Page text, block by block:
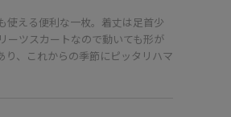
使える便利な一枚。着丈は足首少
ーツスカートなので動いても形が
り、これからの季節にピッタリハマ